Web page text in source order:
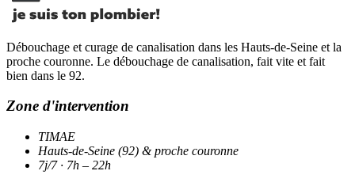
Débouchage et curage de canalisation dans les Hauts-de-Seine et la
proche couronne. Le débouchage de canalisation, fait vite et fait
bien dans le 92.
Zone d'intervention
TIMAE
Hauts-de-Seine (92) & proche couronne
7j/7 · 7h – 22h